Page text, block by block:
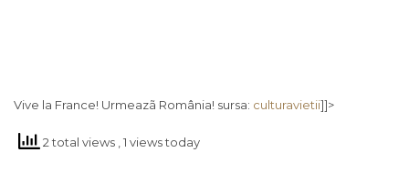
Vive la France! Urmeazã România! sursa: culturavietii]]>
2 total views , 1 views today